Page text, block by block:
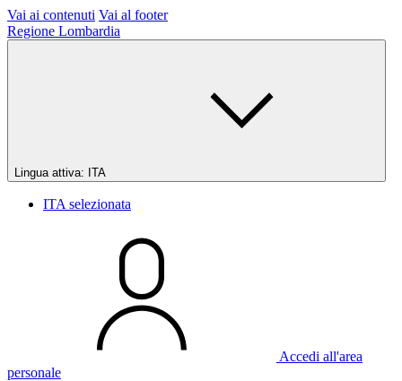
Vai ai contenuti Vai al footer
Regione Lombardia
Lingua attiva: ITA
ITA selezionata
Accedi all'area
personale